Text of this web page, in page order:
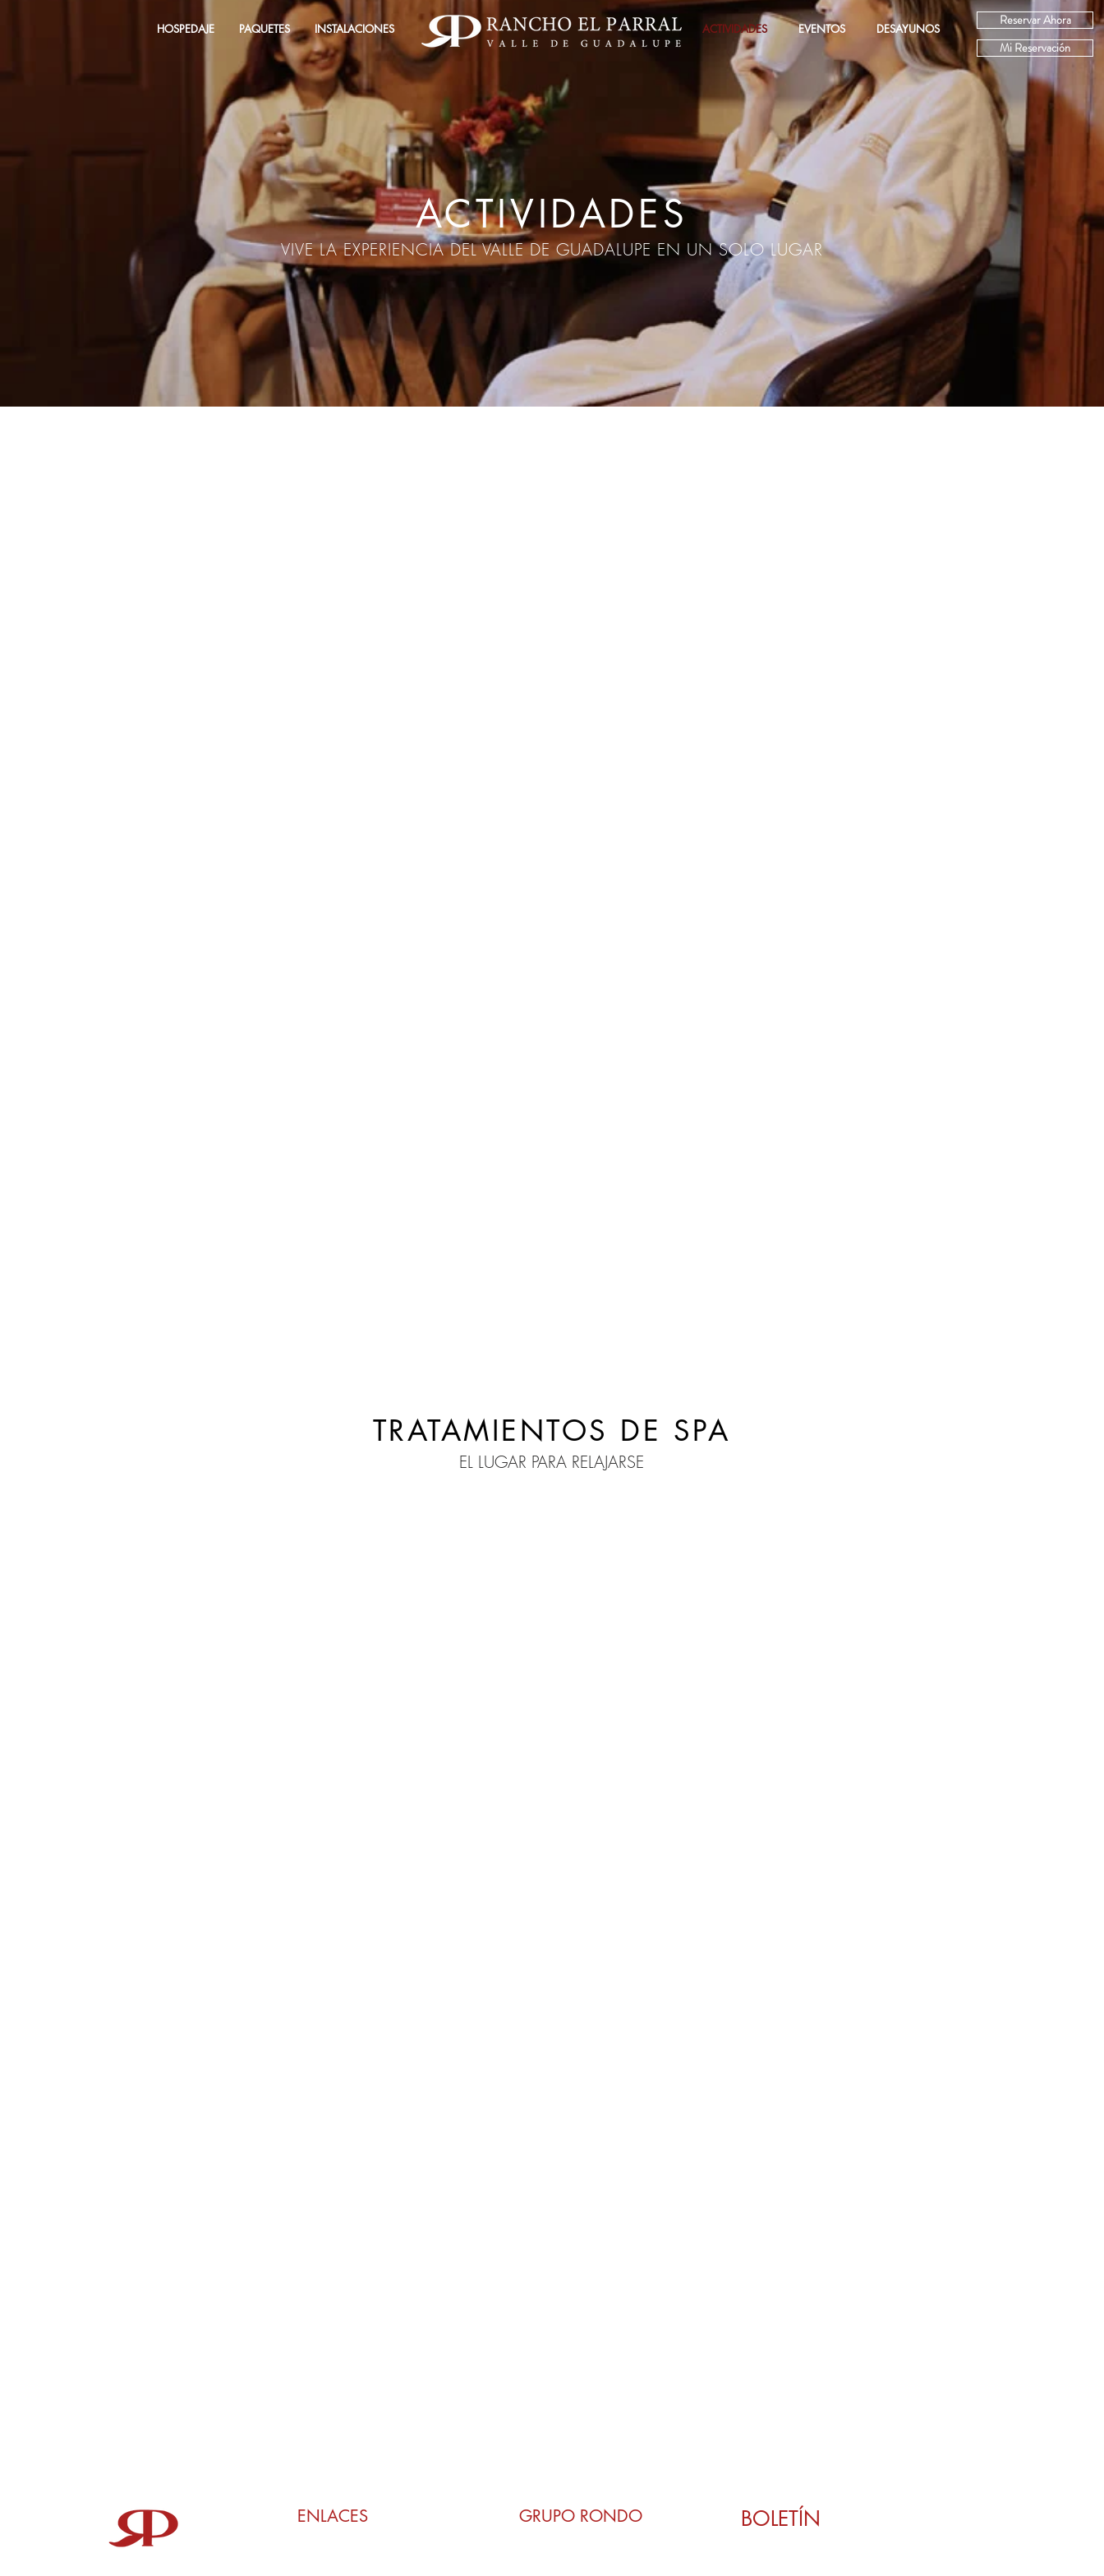
HOSPEDAJE PAQUETES INSTALACIONES ACTIVIDADES EVENTOS DESAYUNOS
Reservar Ahora
Mi Reservación
ACTIVIDADES
VIVE LA EXPERIENCIA DEL VALLE DE GUADALUPE EN UN SOLO LUGAR
TRATAMIENTOS DE SPA
EL LUGAR PARA RELAJARSE
ENLACES GRUPO RONDO BOLETÍN